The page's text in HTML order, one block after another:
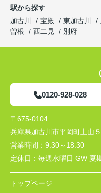
駅から探す
加古川
宝殿 東加古川
曽根
西二見 別府
0120-928-028
〒675-0104
兵庫県加古川市平岡町土山
営業時間： 9:30～18:30
定休日： 毎週水曜日 GW
トップページ